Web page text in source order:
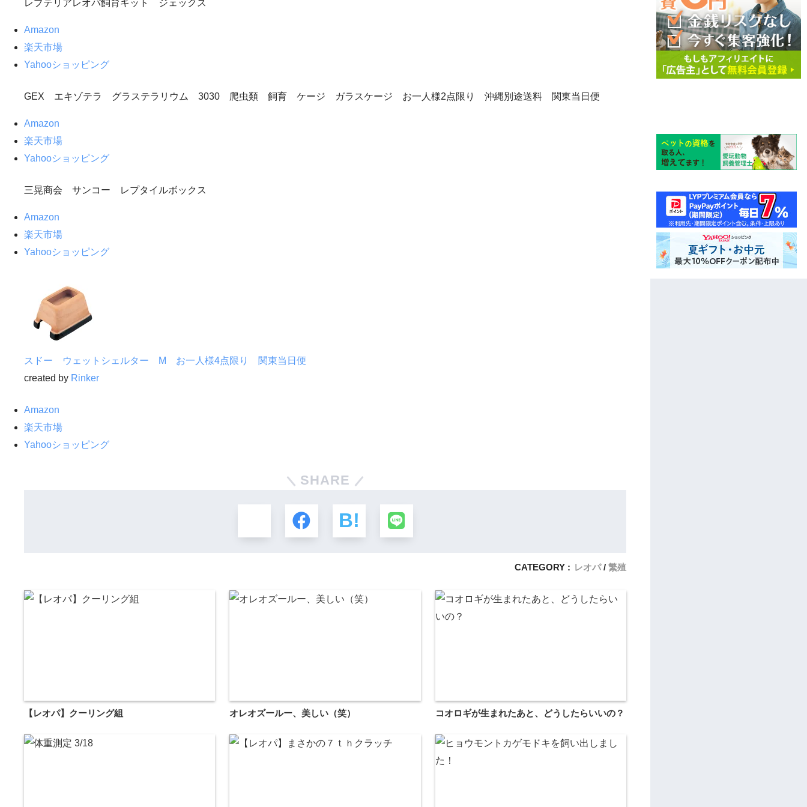
レプテリアレオパ飼育キット ジェックス
Amazon
楽天市場
Yahooショッピング
GEX エキゾテラ グラステラリウム 3030 爬虫類 飼育 ケージ ガラスケージ お一人様2点限り 沖縄別途送料 関東当日便
Amazon
楽天市場
Yahooショッピング
三晃商会 サンコー レプタイルボックス
Amazon
楽天市場
Yahooショッピング
スドー ウェットシェルター M お一人様4点限り 関東当日便
created by Rinker
Amazon
楽天市場
Yahooショッピング
SHARE
CATEGORY : レオパ 繁殖
【レオパ】クーリング組 オレオズールー、美しい（笑） コオロギが生まれたあと、どうしたらいいの？